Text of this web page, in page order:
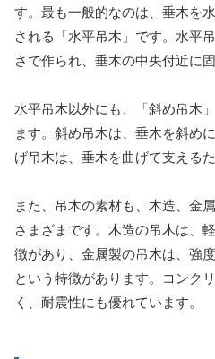
す。最も一般的なのは、垂木を
される「水平吊木」です。水平
さで作られ、垂木の中央付近に
水平吊木以外にも、「斜め吊木
ます。斜め吊木は、垂木を斜め
げ吊木は、垂木を曲げて支える
また、吊木の素材も、木造、金
さまざまです。木造の吊木は、
徴があり、金属製の吊木は、強
という特徴があります。コンク
く、耐震性にも優れています。